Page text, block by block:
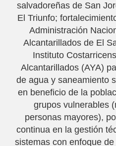
salvadoreñas de San
El Triunfo;
Administración
Alcantarillados de El
Instituto
Alcantarillados (AYA)
de agua y saneamiento
en beneficio de la
grupos vulnerables
personas mayores),
continua en la gestión
sistemas con enfoque